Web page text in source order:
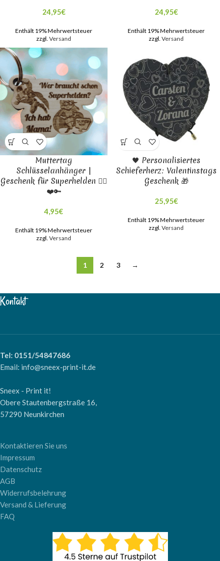
24,95€
Enthält 19% Mehrwertsteuer
zzgl. Versand
24,95€
Enthält 19% Mehrwertsteuer
zzgl. Versand
Muttertag
Schlüsselanhänger |
Geschenk für Superhelden 🦸‍♀️
❤️🔑
4,95€
Enthält 19% Mehrwertsteuer
zzgl. Versand
🖤 Personalisiertes
Schieferherz: Valentinstags
Geschenk 🎁
25,95€
Enthält 19% Mehrwertsteuer
zzgl. Versand
1 2 3 →
Kontakt
Tel: 0151/54847686
Email: info@sneex-print-it.de
Sneex - Print it!
Obere Stautenbergstraße 16,
57290 Neunkirchen
Kontaktieren Sie uns
Impressum
Datenschutz
AGB
Widerrufsbelehrung
Versand & Lieferung
FAQ